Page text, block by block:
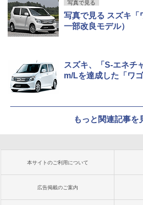
写真で見る
写真で見る スズキ「
一部改良モデル）
スズキ、「S-エネチ
m/Lを達成した「ワゴ
もっと関連記事を
本サイトのご利用について
広告掲載のご案内